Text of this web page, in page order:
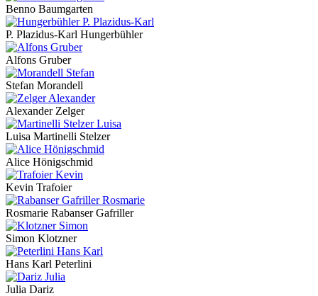
Benno Baumgarten
P. Plazidus-Karl Hungerbühler
Alfons Gruber
Stefan Morandell
Alexander Zelger
Luisa Martinelli Stelzer
Alice Hönigschmid
Kevin Trafoier
Rosmarie Rabanser Gafriller
Simon Klotzner
Hans Karl Peterlini
Julia Dariz